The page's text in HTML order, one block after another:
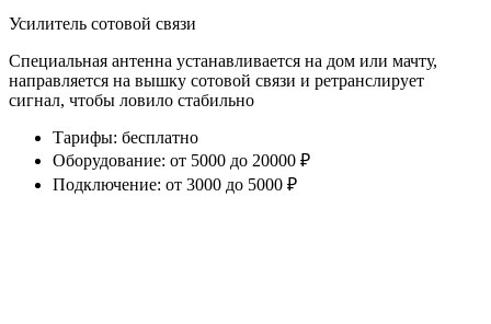
Усилитель сотовой связи
Специальная антенна устанавливается на дом или мачту,
направляется на вышку сотовой связи и ретранслирует
сигнал, чтобы ловило стабильно
Тарифы: бесплатно
Оборудование: от 5000 до 20000 ₽
Подключение: от 3000 до 5000 ₽